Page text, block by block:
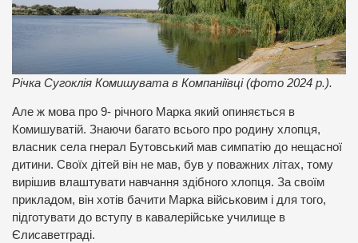
Річка Сугоклія Комишувата в Компаніївці (фото 2024 р.).
Але ж мова про 9- річного Марка який опиняється в
Комишуватій. Знаючи багато всього про родину хлопця,
власник села гнерал Бутовський мав симпатію до нещасної
дитини. Своїх дітей він не мав, був у поважних літах, тому
вирішив влаштувати навчання здібного хлопця. За своїм
прикладом, він хотів бачити Марка військовим і для того,
підготувати до вступу в кавалерійське училище в
Єлисаветграді.